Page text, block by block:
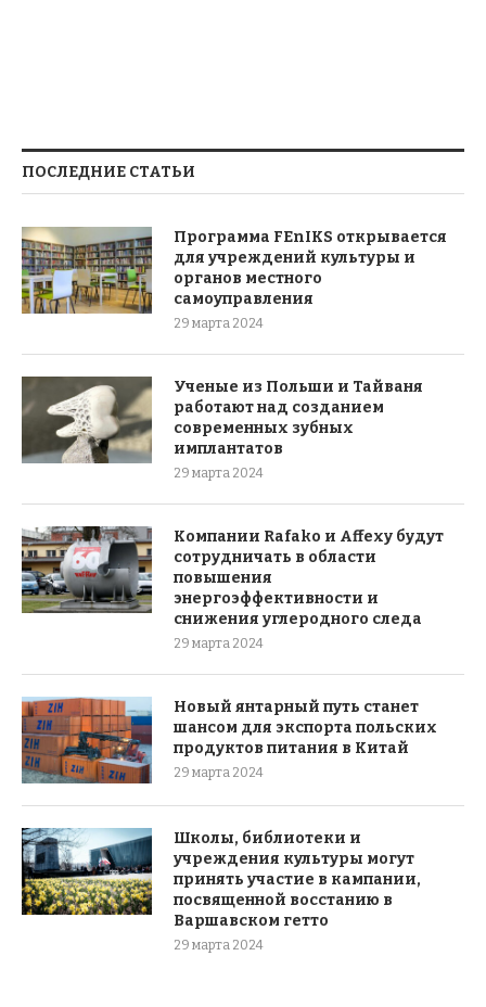
ПОСЛЕДНИЕ СТАТЬИ
Программа FEnIKS открывается
для учреждений культуры и
органов местного
самоуправления
29 марта 2024
Ученые из Польши и Тайваня
работают над созданием
современных зубных
имплантатов
29 марта 2024
Компании Rafako и Affexy будут
сотрудничать в области
повышения
энергоэффективности и
снижения углеродного следа
29 марта 2024
Новый янтарный путь станет
шансом для экспорта польских
продуктов питания в Китай
29 марта 2024
Школы, библиотеки и
учреждения культуры могут
принять участие в кампании,
посвященной восстанию в
Варшавском гетто
29 марта 2024